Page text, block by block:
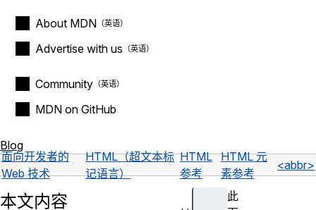
About MDN
Advertise with us
Community
MDN on GitHub
Blog
面向开发者的
Web 技术
HTML（超文本标
记语言）
HTML
参考
HTML 元
素参考
<abbr>
此
本文内容